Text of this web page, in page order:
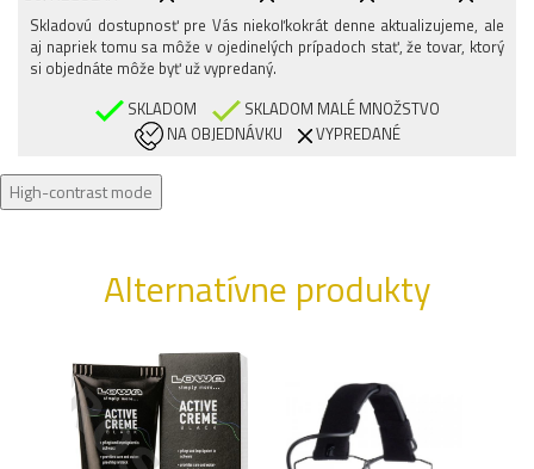
38/REGULAR
Skladovú dostupnosť pre Vás niekoľkokrát denne aktualizujeme, ale
aj napriek tomu sa môže v ojedinelých prípadoch stať, že tovar, ktorý
si objednáte môže byť už vypredaný.
SKLADOM
SKLADOM MALÉ MNOŽSTVO
NA OBJEDNÁVKU
VYPREDANÉ
High-contrast mode
Alternatívne produkty